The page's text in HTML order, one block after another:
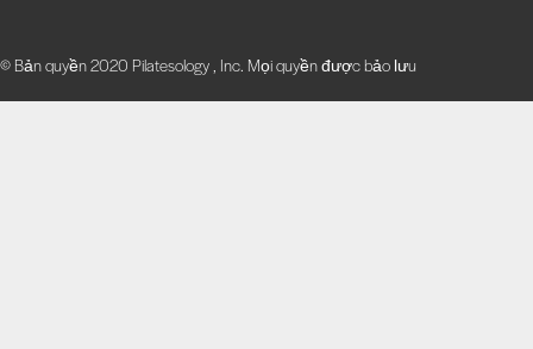
© Bản quyền 2020 Pilatesology , Inc. Mọi quyền được bảo lưu